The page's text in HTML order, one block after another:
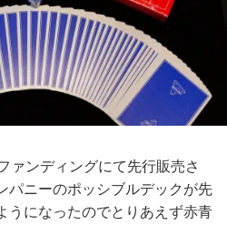
ンディングにて先行販売さ
パニーのポッシブルデックが先
うになったのでとりあえず赤青